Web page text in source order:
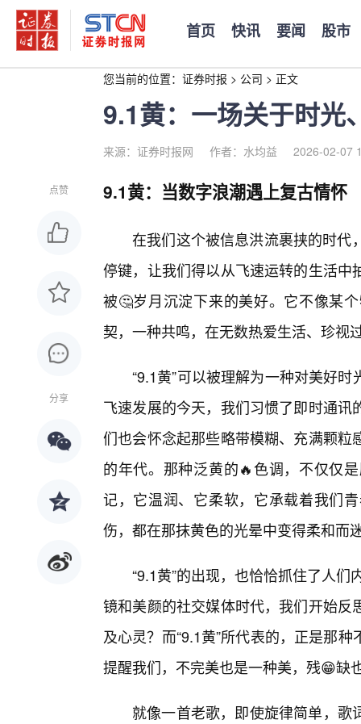
首页 快讯 要闻 股市
您当前的位置： 证券时报 > 公司 > 正文
9.1黄：一场关于时光
来源：证券时报网 作者：水均益 2026-02-07
点赞
分享
9.1黄：当数字浪潮遇上复古情怀
在我们这个被信息洪流裹挟的时代
停键，让我们得以从飞速运转的生活
被🤔岁月沉淀下来的美好。它不像某
契，一种共鸣，在无数热爱生活、珍视
“9.1黄”可以被理解为一种对美好
飞速发展的今天，我们习惯了即时通
们也会怀念起那些略带模糊、充满颗
的年代。那种泛黄的🔥色调，不仅仅
记，它温润、它柔软，它承载着我们
伤，都在那抹黄色的光晕中变得柔和而
“9.1黄”的出现，也恰恰抓住了人们
镜和美颜的社交媒体时代，我们开始
及心灵？而“9.1黄”所代表的，正是那
提醒我们，不完美也是一种美，残😁缺
就像一首老歌，即使旋律简单，